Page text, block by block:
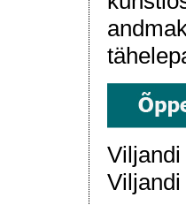
Viljandi
Viljandi